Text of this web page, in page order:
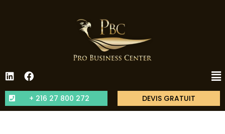
+ 216 27 800 272 DEVIS GRATUIT